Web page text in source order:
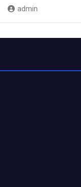
admin